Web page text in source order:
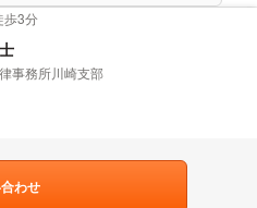
歩3分
事務所川崎支部
わせ